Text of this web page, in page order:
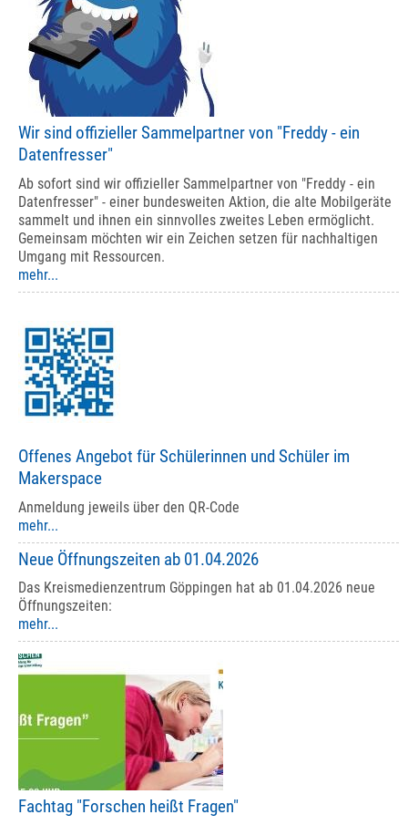
Wir sind offizieller Sammelpartner von "Freddy - ein
Datenfresser"
Ab sofort sind wir offizieller Sammelpartner von "Freddy - ein
Datenfresser" - einer bundesweiten Aktion, die alte Mobilgeräte
sammelt und ihnen ein sinnvolles zweites Leben ermöglicht.
Gemeinsam möchten wir ein Zeichen setzen für nachhaltigen
Umgang mit Ressourcen.
mehr...
Offenes Angebot für Schülerinnen und Schüler im
Makerspace
Anmeldung jeweils über den QR-Code
mehr...
Neue Öffnungszeiten ab 01.04.2026
Das Kreismedienzentrum Göppingen hat ab 01.04.2026 neue
Öffnungszeiten:
mehr...
Fachtag "Forschen heißt Fragen"